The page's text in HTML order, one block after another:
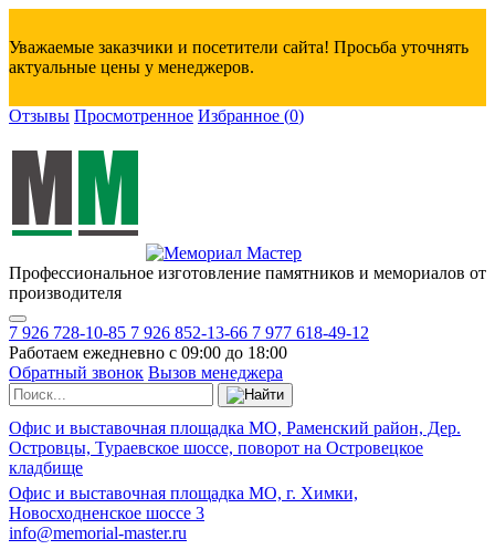
Уважаемые заказчики и посетители сайта! Просьба уточнять
актуальные цены у менеджеров.
Отзывы Просмотренное Избранное (0)
Профессиональное изготовление памятников и мемориалов от
производителя
7 926 728-10-85 7 926 852-13-66 7 977 618-49-12
Работаем ежедневно с 09:00 до 18:00
Обратный звонок Вызов менеджера
Офис и выставочная площадка МО, Раменский район, Дер.
Островцы, Тураевское шоссе, поворот на Островецкое
кладбище
Офис и выставочная площадка МО, г. Химки,
Новосходненское шоссе 3
info@memorial-master.ru